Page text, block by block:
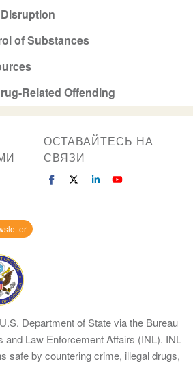
of Substances
Related Offending
ОСТАВАЙТЕСЬ НА
СВЯЗИ
Department of State via the Bureau
and Law Enforcement Affairs (INL). INL
safe by countering crime, illegal drugs,